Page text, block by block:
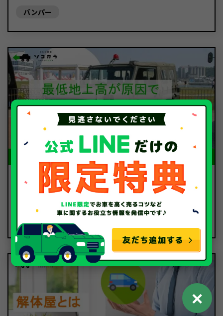
バンパー
中古車のお役立ちコラム
2024.09.12
最低地上高が原因で車検が通らない？測定方法や注意
点を徹底解説
✕